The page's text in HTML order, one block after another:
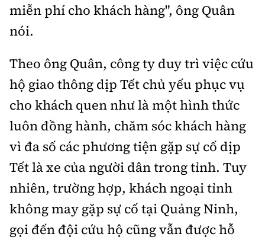
miễn phí cho khách hàng", ông Quân
nói.
Theo ông Quân, công ty duy trì việc cứu
hộ giao thông dịp Tết chủ yếu phục vụ
cho khách quen như là một hình thức
luôn đồng hành, chăm sóc khách hàng
vì đa số các phương tiện gặp sự cố dịp
Tết là xe của người dân trong tỉnh. Tuy
nhiên, trường hợp, khách ngoại tỉnh
không may gặp sự cố tại Quảng Ninh,
gọi đến đội cứu hộ cũng vẫn được hỗ